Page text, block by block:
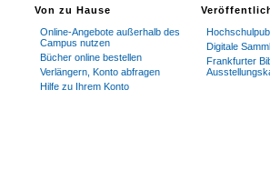
Von zu Hause
Online-Angebote außerhalb des
Campus nutzen
Bücher online bestellen
Verlängern, Konto abfragen
Hilfe zu Ihrem Konto
Digitale
Frankfurter